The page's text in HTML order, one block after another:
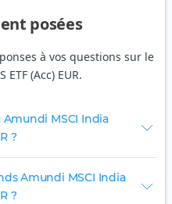
posées
à vos questions sur le
(Acc) EUR.
MSCI India
?
Amundi MSCI India
?